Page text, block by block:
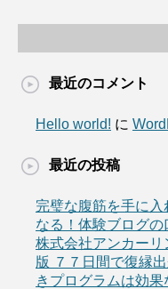
最近のコメント
Hello world! に
最近の投稿
完璧な腹筋を手に
なる！体験ブログの
株式会社アンカー
版 ７７日間で復縁
きプログラムは効